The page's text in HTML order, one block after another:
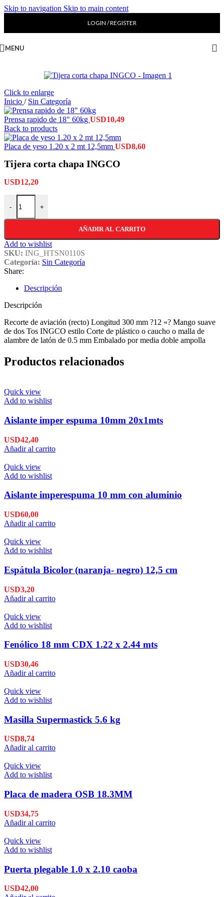
Skip to navigation Skip to main content
LOGIN / REGISTER
MENU
Click to enlarge
Inicio / Sin Categoría
Prensa rapido de 18" 60kg USD10,49
Back to products
Placa de yeso 1.20 x 2 mt 12,5mm USD8,60
Tijera corta chapa INGCO
USD12,20
- +
AÑADIR AL CARRITO
Add to wishlist
SKU: ING_HTSN0110S
Categoría: Sin Categoría
Share:
Descripción
Descripción
Recorte de aviación (recto) Longitud 300 mm ?12 «? Mango suave
de dos Tos INGCO estilo Corte de plástico o caucho o malla de
alambre de latón de 0.5 mm Embalado por media doble ampolla
Productos relacionados
Quick view
Add to wishlist
Aislante imper espuma 10mm 20x1mts
USD42,40
Añadir al carrito
Quick view
Add to wishlist
Aislante imperespuma 10 mm con aluminio
USD60,00
Añadir al carrito
Quick view
Add to wishlist
Espátula Bicolor (naranja- negro) 12,5 cm
USD3,20
Añadir al carrito
Quick view
Add to wishlist
Fenólico 18 mm CDX 1.22 x 2.44 mts
USD30,46
Añadir al carrito
Quick view
Add to wishlist
Masilla Supermastick 5.6 kg
USD8,74
Añadir al carrito
Quick view
Add to wishlist
Placa de madera OSB 18.3MM
USD34,75
Añadir al carrito
Quick view
Add to wishlist
Puerta plegable 1.0 x 2.10 caoba
USD42,00